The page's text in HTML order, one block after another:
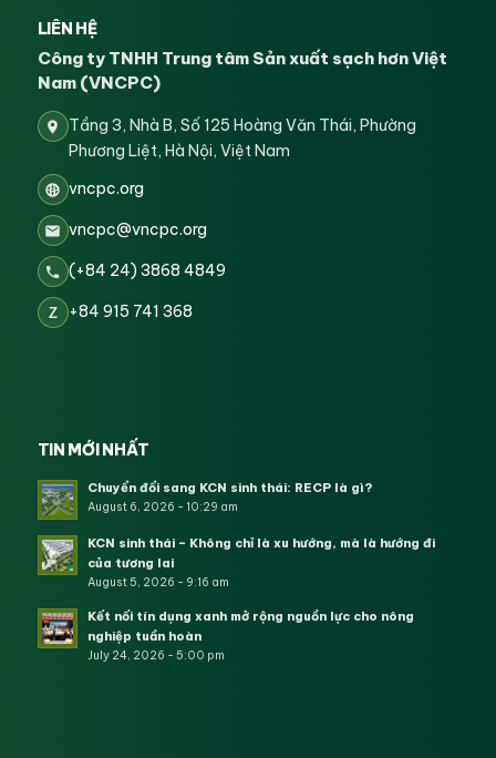
LIÊN HỆ
Công ty TNHH Trung tâm Sản xuất sạch hơn Việt
Nam (VNCPC)
Tầng 3, Nhà B, Số 125 Hoàng Văn Thái, Phường
Phương Liệt, Hà Nội, Việt Nam
vncpc.org
vncpc@vncpc.org
(+84 24) 3868 4849
Z +84 915 741 368
TIN MỚI NHẤT
Chuyển đổi sang KCN sinh thái: RECP là gì?
August 6, 2026 - 10:29 am
KCN sinh thái – Không chỉ là xu hướng, mà là hướng đi
của tương lai
August 5, 2026 - 9:16 am
Kết nối tín dụng xanh mở rộng nguồn lực cho nông
nghiệp tuần hoàn
July 24, 2026 - 5:00 pm